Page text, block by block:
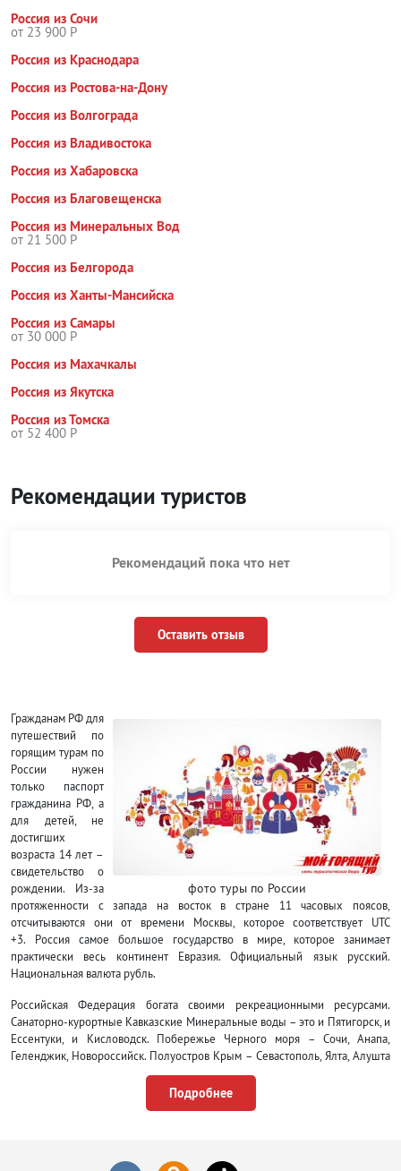
Россия из Сочи
от 23 900 Р
Россия из Краснодара
Россия из Ростова-на-Дону
Россия из Волгограда
Россия из Владивостока
Россия из Хабаровска
Россия из Благовещенска
Россия из Минеральных Вод
от 21 500 Р
Россия из Белгорода
Россия из Ханты-Мансийска
Россия из Самары
от 30 000 Р
Россия из Махачкалы
Россия из Якутска
Россия из Томска
от 52 400 Р
Рекомендации туристов
Рекомендаций пока что нет
Оставить отзыв
фото туры по России
Гражданам РФ для
путешествий по
горящим турам по
России нужен
только паспорт
гражданина РФ, а
для детей, не
достигших
возраста 14 лет –
свидетельство о
рождении. Из-за
протяженности с запада на восток в стране 11 часовых поясов,
отсчитываются они от времени Москвы, которое соответствует UTC
+3. Россия самое большое государство в мире, которое занимает
практически весь континент Евразия. Официальный язык русский.
Национальная валюта рубль.
Российская Федерация богата своими рекреационными ресурсами.
Санаторно-курортные Кавказские Минеральные воды – это и Пятигорск, и
Ессентуки, и Кисловодск. Побережье Черного моря – Сочи, Анапа,
Геленджик, Новороссийск. Полуостров Крым – Севастополь, Ялта, Алушта
и т.д. Золотое Кольцо России – города Древней Руси, в которых
сохранились исторические памятники архитектуры, например, Суздаль,
Сергиев Посад, Ярославль, Ростов и другие. Урал и уральские пещеры.
Подробнее